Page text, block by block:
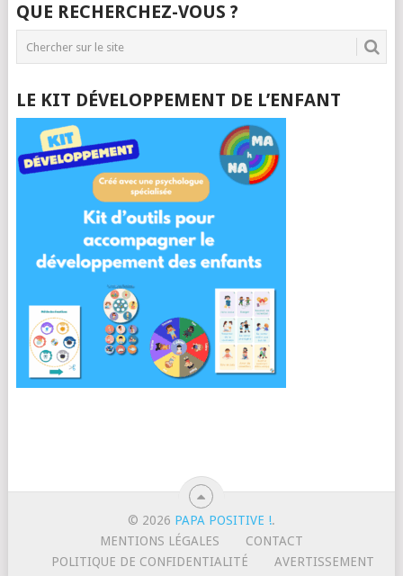
QUE RECHERCHEZ-VOUS ?
LE KIT DÉVELOPPEMENT DE L’ENFANT
© 2026 PAPA POSITIVE !.
MENTIONS LÉGALES
CONTACT
POLITIQUE DE CONFIDENTIALITÉ
AVERTISSEMENT